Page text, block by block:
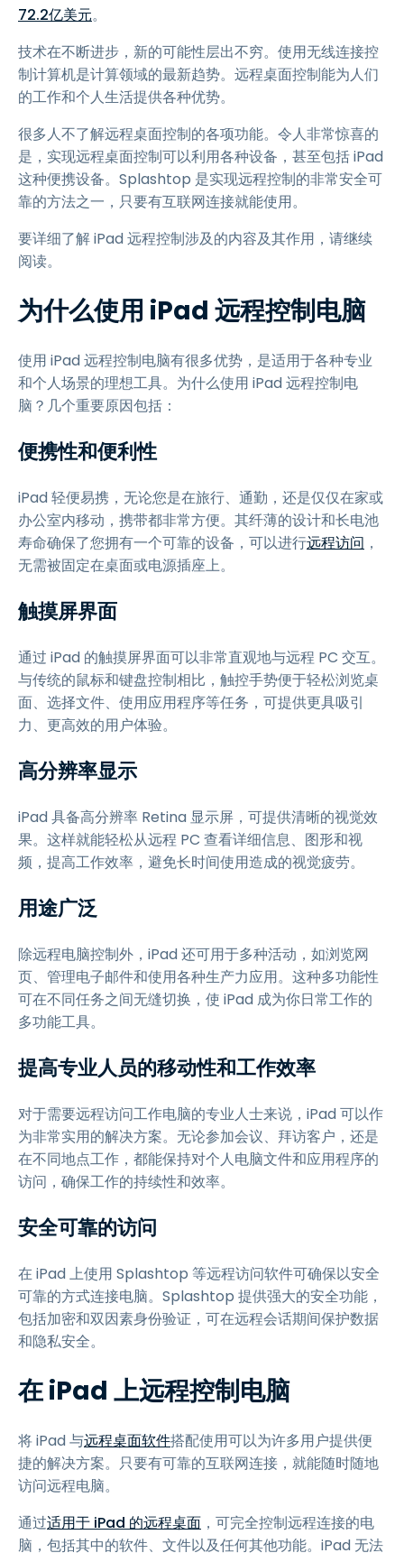
72.2亿美元。
技术在不断进步，新的可能性层出不穷。使用无线连接控
制计算机是计算领域的最新趋势。远程桌面控制能为人们
的工作和个人生活提供各种优势。
很多人不了解远程桌面控制的各项功能。令人非常惊喜的
是，实现远程桌面控制可以利用各种设备，甚至包括 iPad
这种便携设备。Splashtop 是实现远程控制的非常安全可
靠的方法之一，只要有互联网连接就能使用。
要详细了解 iPad 远程控制涉及的内容及其作用，请继续
阅读。
为什么使用 iPad 远程控制电脑
使用 iPad 远程控制电脑有很多优势，是适用于各种专业
和个人场景的理想工具。为什么使用 iPad 远程控制电
脑？几个重要原因包括：
便携性和便利性
iPad 轻便易携，无论您是在旅行、通勤，还是仅仅在家或
办公室内移动，携带都非常方便。其纤薄的设计和长电池
寿命确保了您拥有一个可靠的设备，可以进行远程访问 ，
无需被固定在桌面或电源插座上。
触摸屏界面
通过 iPad 的触摸屏界面可以非常直观地与远程 PC 交互。
与传统的鼠标和键盘控制相比，触控手势便于轻松浏览桌
面、选择文件、使用应用程序等任务，可提供更具吸引
力、更高效的用户体验。
高分辨率显示
iPad 具备高分辨率 Retina 显示屏，可提供清晰的视觉效
果。这样就能轻松从远程 PC 查看详细信息、图形和视
频，提高工作效率，避免长时间使用造成的视觉疲劳。
用途广泛
除远程电脑控制外，iPad 还可用于多种活动，如浏览网
页、管理电子邮件和使用各种生产力应用。这种多功能性
可在不同任务之间无缝切换，使 iPad 成为你日常工作的
多功能工具。
提高专业人员的移动性和工作效率
对于需要远程访问工作电脑的专业人士来说，iPad 可以作
为非常实用的解决方案。无论参加会议、拜访客户，还是
在不同地点工作，都能保持对个人电脑文件和应用程序的
访问，确保工作的持续性和效率。
安全可靠的访问
在 iPad 上使用 Splashtop 等远程访问软件可确保以安全
可靠的方式连接电脑。Splashtop 提供强大的安全功能，
包括加密和双因素身份验证，可在远程会话期间保护数据
和隐私安全。
在 iPad 上远程控制电脑
将 iPad 与远程桌面软件搭配使用可以为许多用户提供便
捷的解决方案。只要有可靠的互联网连接，就能随时随地
访问远程电脑。
通过适用于 iPad 的远程桌面 ，可完全控制远程连接的电
脑，包括其中的软件、文件以及任何其他功能。iPad 无法